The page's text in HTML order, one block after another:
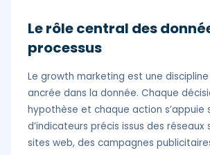
Le rôle central des
processus
Le growth marketing est une
ancrée dans la donnée. Chaque
hypothèse et chaque action s’appuie
d’indicateurs précis issus des réseaux
sites web, des campagnes